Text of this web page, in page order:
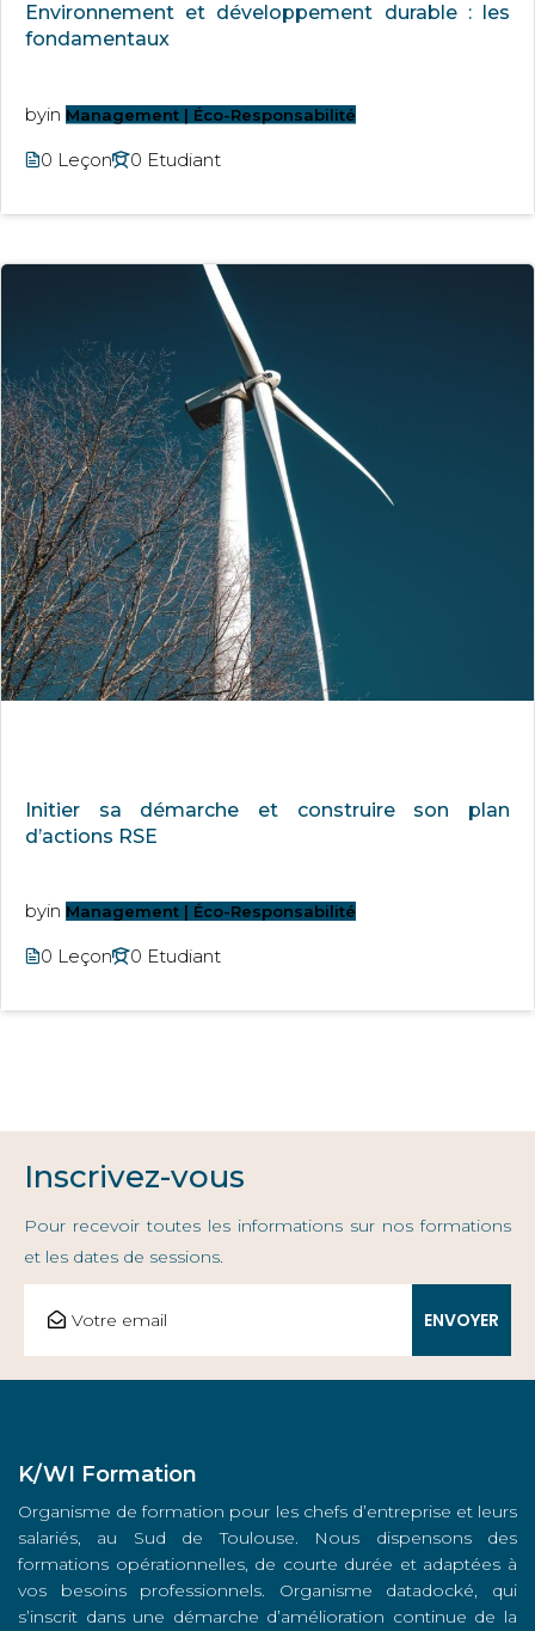
Environnement et développement durable : les
fondamentaux
byin Management | Éco-Responsabilité
0 Leçon 0 Etudiant
Initier sa démarche et construire son plan
d’actions RSE
byin Management | Éco-Responsabilité
0 Leçon 0 Etudiant
Inscrivez-vous
Pour recevoir toutes les informations sur nos formations
et les dates de sessions.
K/WI Formation
Organisme de formation pour les chefs d’entreprise et leurs
salariés, au Sud de Toulouse. Nous dispensons des
formations opérationnelles, de courte durée et adaptées à
vos besoins professionnels. Organisme datadocké, qui
s’inscrit dans une démarche d’amélioration continue de la